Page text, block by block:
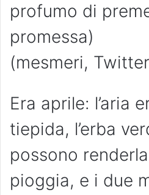
profumo di
promessa)
(mesmeri,
Era aprile: l’aria
tiepida, l’erba
possono
pioggia, e i due